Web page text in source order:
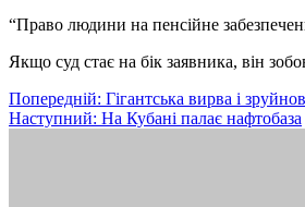
“Право людини на пенсійне
Якщо суд стає на бік заявника, він
Навігація
записів
Попередній: Гігантська вирва і
Наступний: На Кубані палає нафтобаза